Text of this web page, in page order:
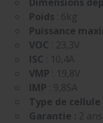
Poids : 6kg
Puissance
VOC : 23,3V
ISC : 10,4A
VMP : 19,8V
IMP : 9,85A
Type de cellule
Garantie : 2 ans